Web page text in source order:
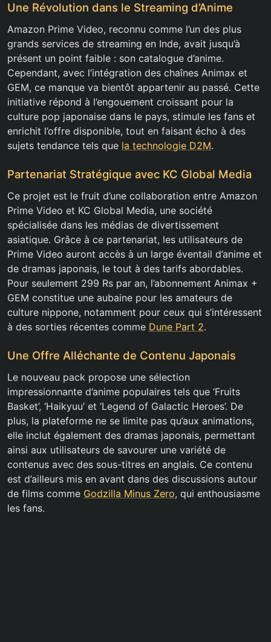
Une Révolution dans le Streaming d’Anime
Amazon Prime Video, reconnu comme l’un des plus
grands services de streaming en Inde, avait jusqu’à
présent un point faible : son catalogue d’anime.
Cependant, avec l’intégration des chaînes Animax et
GEM, ce manque va bientôt appartenir au passé. Cette
initiative répond à l’engouement croissant pour la
culture pop japonaise dans le pays, stimule les fans et
enrichit l’offre disponible, tout en faisant écho à des
sujets tendance tels que la technologie D2M.
Partenariat Stratégique avec KC Global Media
Ce projet est le fruit d’une collaboration entre Amazon
Prime Video et KC Global Media, une société
spécialisée dans les médias de divertissement
asiatique. Grâce à ce partenariat, les utilisateurs de
Prime Video auront accès à un large éventail d’anime et
de dramas japonais, le tout à des tarifs abordables.
Pour seulement 299 Rs par an, l’abonnement Animax +
GEM constitue une aubaine pour les amateurs de
culture nippone, notamment pour ceux qui s’intéressent
à des sorties récentes comme Dune Part 2.
Une Offre Alléchante de Contenu Japonais
Le nouveau pack propose une sélection
impressionnante d’anime populaires tels que ‘Fruits
Basket’, ‘Haikyuu’ et ‘Legend of Galactic Heroes’. De
plus, la plateforme ne se limite pas qu’aux animations,
elle inclut également des dramas japonais, permettant
ainsi aux utilisateurs de savourer une variété de
contenus avec des sous-titres en anglais. Ce contenu
est d’ailleurs mis en avant dans des discussions autour
de films comme Godzilla Minus Zero, qui enthousiasme
les fans.